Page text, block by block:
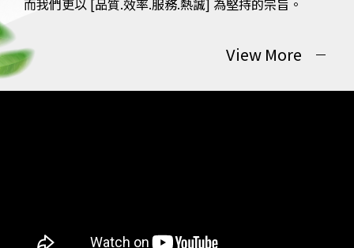
View More